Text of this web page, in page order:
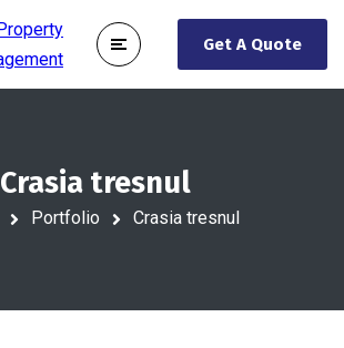
Get A Quote
Crasia tresnul
Portfolio Crasia tresnul